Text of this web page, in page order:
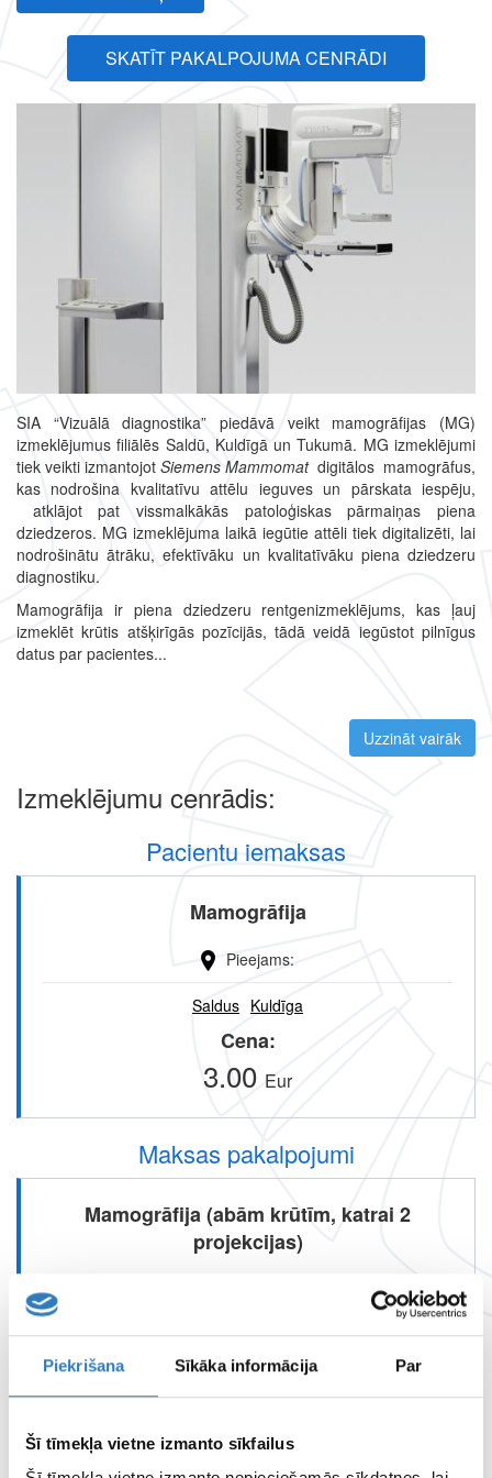
Piekrišana Sīkāka informācija Par
Šī tīmekļa vietne izmanto sīkfailus
SKATĪT PAKALPOJUMA CENRĀDI
SIA “Vizuālā diagnostika” piedāvā veikt mamogrāfijas (MG)
izmeklējumus filiālēs Saldū, Kuldīgā un Tukumā. MG izmeklējumi
tiek veikti izmantojot Siemens Mammomatdigitālos mamogrāfus,
kas nodrošina kvalitatīvu attēlu ieguves un pārskata iespēju,
atklājot pat vissmalkākās patoloģiskas pārmaiņas piena
dziedzeros. MG izmeklējuma laikā iegūtie attēli tiek digitalizēti, lai
nodrošinātu ātrāku, efektīvāku un kvalitatīvāku piena dziedzeru
diagnostiku.
Mamogrāfija ir piena dziedzeru rentgenizmeklējums, kas ļauj
izmeklēt krūtis atšķirīgās pozīcijās, tādā veidā iegūstot pilnīgus
datus par pacientes...
Uzzināt vairāk
Izmeklējumu cenrādis:
Pacientu iemaksas
Mamogrāfija
Pieejams
Saldus Kuldīga
Cena
3.00 Eur
Maksas pakalpojumi
Mamogrāfija (abām krūtīm, katrai 2
projekcijas)
Saldus Tukums Kuldīga
Cena
40.00